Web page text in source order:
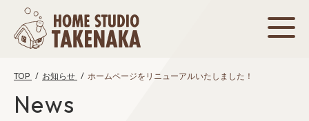
TOP お知らせ ホームページをリニューアルいたしました！
News